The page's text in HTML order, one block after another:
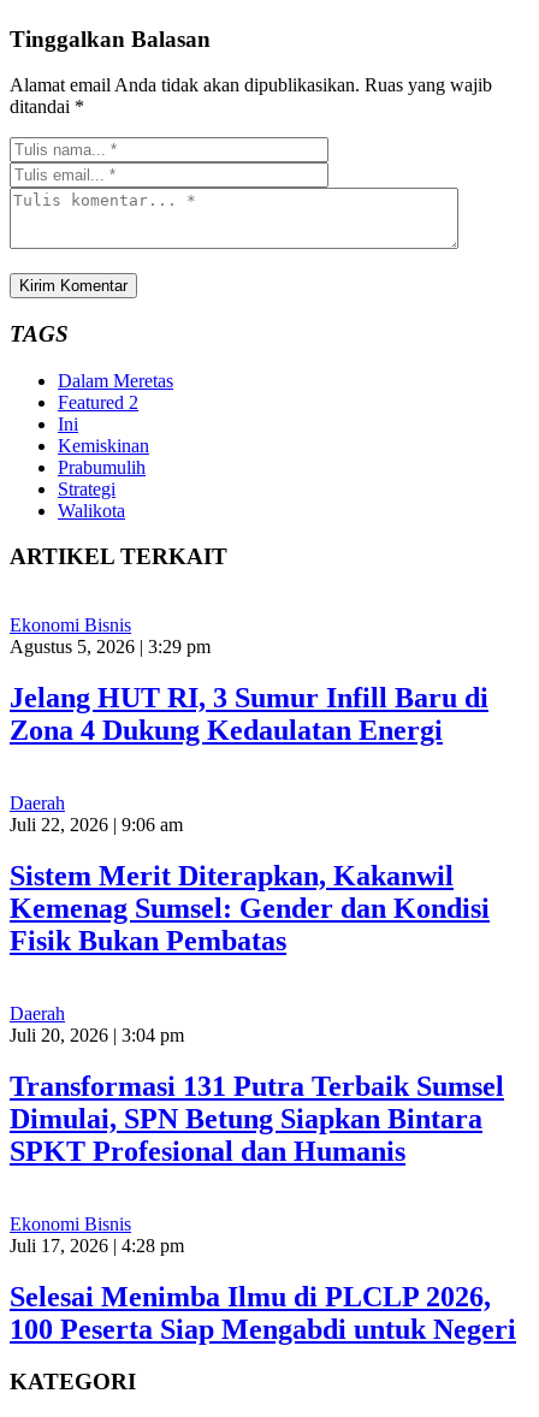
Tinggalkan Balasan
Alamat email Anda tidak akan dipublikasikan. Ruas yang wajib
ditandai *
TAGS
Dalam Meretas
Featured 2
Ini
Kemiskinan
Prabumulih
Strategi
Walikota
ARTIKEL TERKAIT
Ekonomi Bisnis
Agustus 5, 2026 | 3:29 pm
Jelang HUT RI, 3 Sumur Infill Baru di
Zona 4 Dukung Kedaulatan Energi
Daerah
Juli 22, 2026 | 9:06 am
Sistem Merit Diterapkan, Kakanwil
Kemenag Sumsel: Gender dan Kondisi
Fisik Bukan Pembatas
Daerah
Juli 20, 2026 | 3:04 pm
Transformasi 131 Putra Terbaik Sumsel
Dimulai, SPN Betung Siapkan Bintara
SPKT Profesional dan Humanis
Ekonomi Bisnis
Juli 17, 2026 | 4:28 pm
Selesai Menimba Ilmu di PLCLP 2026,
100 Peserta Siap Mengabdi untuk Negeri
KATEGORI